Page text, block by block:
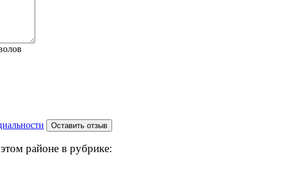
районе в рубрике: